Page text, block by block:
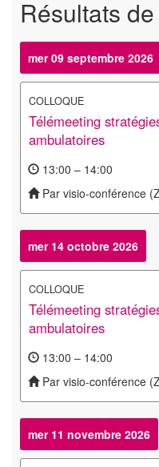
Résultats
mer 09 septembre 2026
COLLOQUE
Télémeeting
ambulatoires
13:00 – 14:00
Par visio-conférence
mer 14 octobre 2026
COLLOQUE
Télémeeting
ambulatoires
13:00 – 14:00
Par visio-conférence
mer 11 novembre 2026